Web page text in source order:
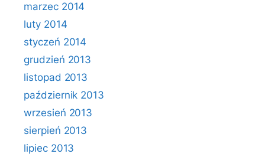
marzec 2014
luty 2014
styczeń 2014
grudzień 2013
listopad 2013
październik 2013
wrzesień 2013
sierpień 2013
lipiec 2013